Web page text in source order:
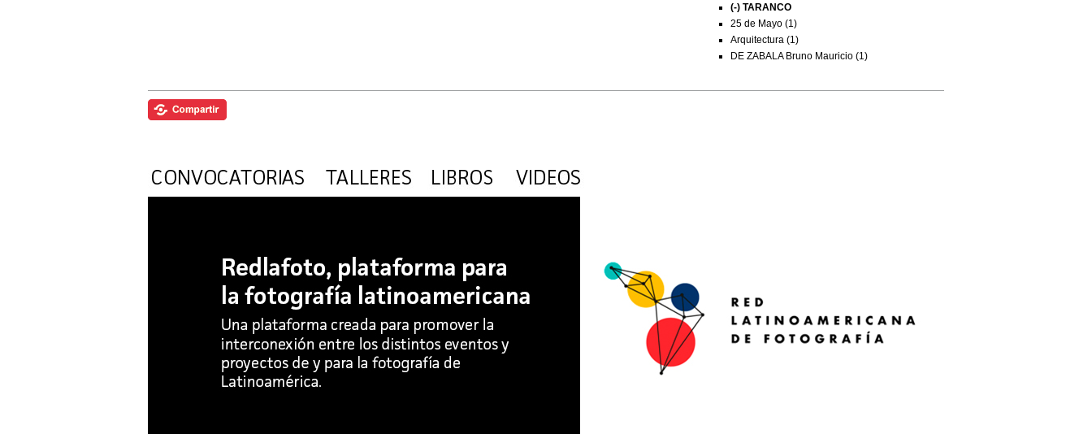
(-) TARANCO
25 de Mayo (1)
Arquitectura (1)
DE ZABALA Bruno Mauricio (1)